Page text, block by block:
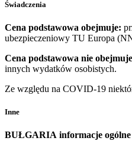
Świadczenia
Cena podstawowa obejmuje:
ubezpieczeniowy TU Europa
Cena podstawowa nie
innych wydatków osobistych.
Ze względu na COVID-19
Inne
BUŁGARIA informacje ogólne